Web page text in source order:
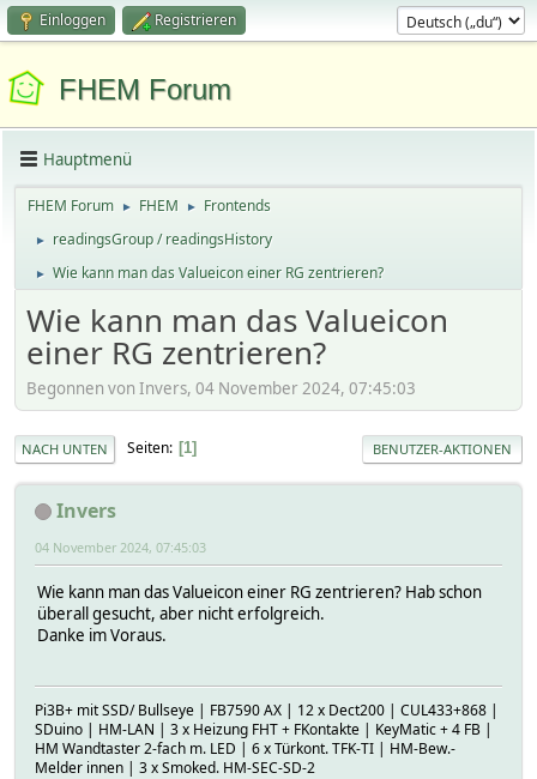
Einloggen Registrieren
FHEM Forum
Hauptmenü
FHEM Forum ► FHEM ► Frontends
► readingsGroup / readingsHistory
► Wie kann man das Valueicon einer RG zentrieren?
Wie kann man das Valueicon
einer RG zentrieren?
Begonnen von Invers, 04 November 2024, 07:45:03
NACH UNTEN Seiten 1 BENUTZER-AKTIONEN
Invers
04 November 2024, 07:45:03
Wie kann man das Valueicon einer RG zentrieren? Hab schon
überall gesucht, aber nicht erfolgreich.
Danke im Voraus.
Pi3B+ mit SSD/ Bullseye | FB7590 AX | 12 x Dect200 | CUL433+868 |
SDuino | HM-LAN | 3 x Heizung FHT + FKontakte | KeyMatic + 4 FB |
HM Wandtaster 2-fach m. LED | 6 x Türkont. TFK-TI | HM-Bew.-
Melder innen | 3 x Smoked. HM-SEC-SD-2